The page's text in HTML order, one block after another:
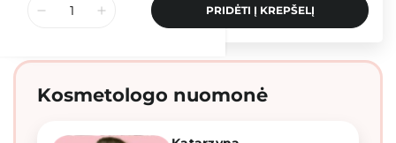
PRIDĖTI Į KREPŠELĮ
Kosmetologo nuomonė